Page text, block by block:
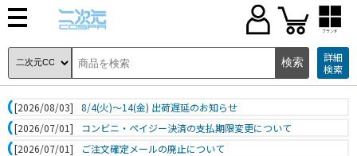
ブランド
詳細
検索
[2026/08/03]
8/4(火)～14(金) 出荷遅延のお知らせ
[2026/07/01]
コンビニ・ペイジー決済の支払期限変更について
[2026/07/01]
ご注文確定メールの廃止について